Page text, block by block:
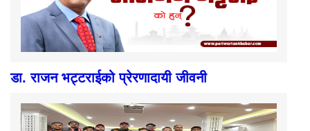
डा. राजन भट्टराईको प्रेरणादायी जीवनी